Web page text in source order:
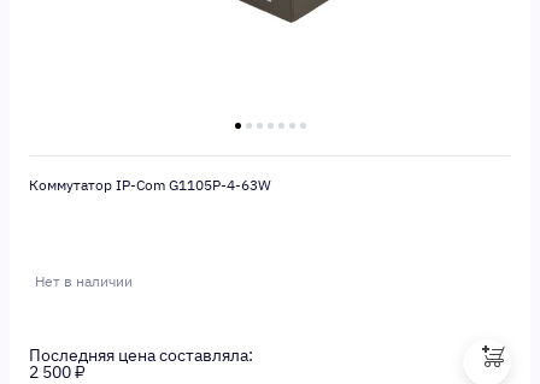
Коммутатор IP-Com G1105P-4-63W
Нет в наличии
Последняя цена составляла:
2 500 ₽